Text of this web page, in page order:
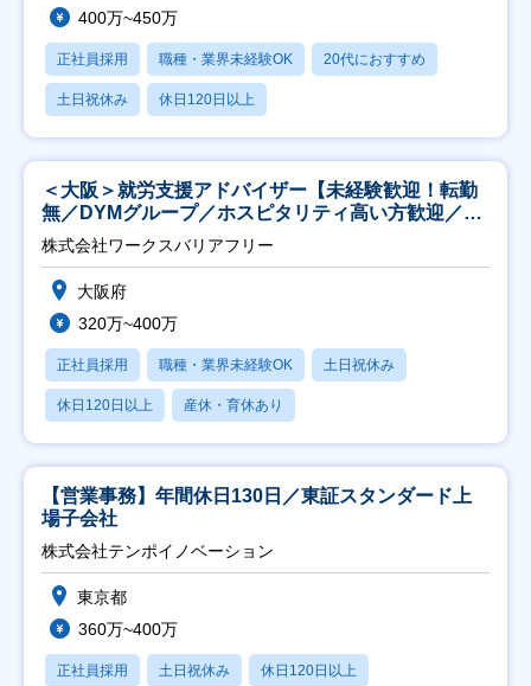
400万~450万
正社員採用 職種・業界未経験OK 20代におすすめ
土日祝休み 休日120日以上
＜大阪＞就労支援アドバイザー【未経験歓迎！転勤
無／DYMグループ／ホスピタリティ高い方歓迎／土
日祝】
株式会社ワークスバリアフリー
大阪府
320万~400万
正社員採用 職種・業界未経験OK 土日祝休み
休日120日以上 産休・育休あり
【営業事務】年間休日130日／東証スタンダード上
場子会社
株式会社テンポイノベーション
東京都
360万~400万
正社員採用 土日祝休み 休日120日以上